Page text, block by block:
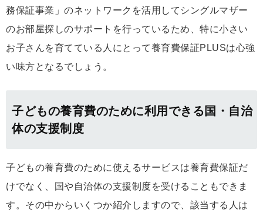
務保証事業」のネットワークを活用してシングルマザー
のお部屋探しのサポートを行っているため、特に小さい
お子さんを育てている人にとって養育費保証PLUSは心強
い味方となるでしょう。
子どもの養育費のために利用できる国・自治
体の支援制度
子どもの養育費のために使えるサービスは養育費保証だ
けでなく、国や自治体の支援制度を受けることもできま
す。その中からいくつか紹介しますので、該当する人は